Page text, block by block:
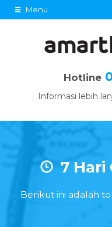
Menu
Hotline
Informasi lebih
7 Hari
Berikut ini adalah